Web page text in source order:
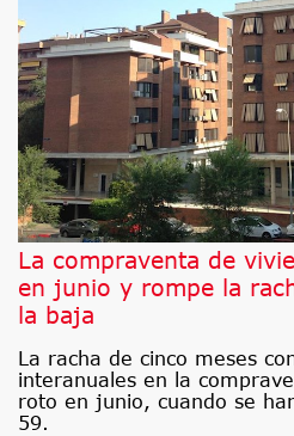
La compraventa de
en junio y rompe la
la baja
La racha de cinco meses
interanuales en la
roto en junio, cuando se
59.